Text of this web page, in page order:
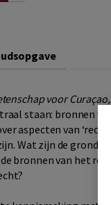
voor
staan: bronnen
aspecten van
Wat zijn de
bronnen van het